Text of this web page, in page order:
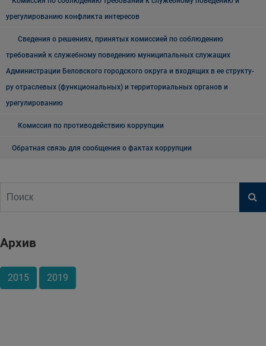
урегулированию конфликта интересов
Сведения о решениях, принятых комиссией по соблюдению
требований к служебному поведению муниципальных служащих
Администрации Беловского городского округа и входящих в ее структу-
ру отраслевых (функциональных) и территориальных органов и
урегулированию
Комиссия по противодействию коррупции
Обратная связь для сообщения о фактах коррупции
Архив
2015 2019